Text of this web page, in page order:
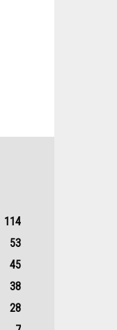
114
53
45
38
28